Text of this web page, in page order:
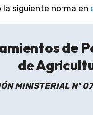
la siguiente norma en
de
de
MINISTERIAL Nº